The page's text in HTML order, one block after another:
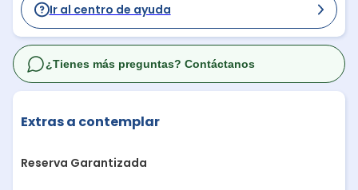
Ir al centro de ayuda
Extras a contemplar
Reserva Garantizada
¿Tienes más preguntas? Contáctanos